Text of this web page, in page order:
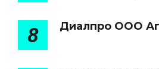
8 Диалпро ООО